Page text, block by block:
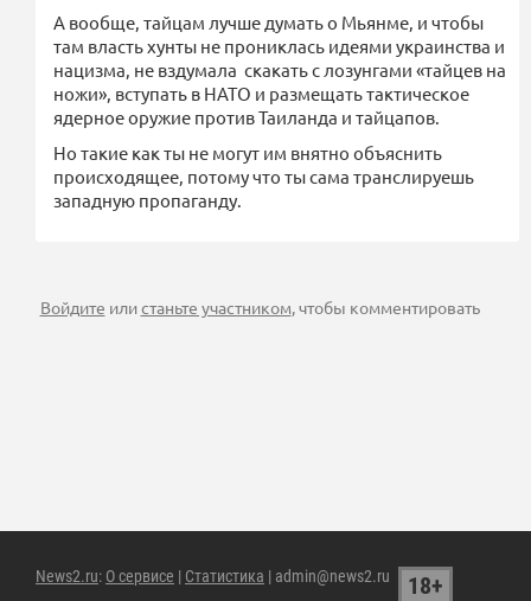
А вообще, тайцам лучше думать о Мьянме, и чтобы
там власть хунты не прониклась идеями украинства и
нацизма, не вздумала скакать с лозунгами «тайцев на
ножи», вступать в НАТО и размещать тактическое
ядерное оружие против Таиланда и тайцапов.
Но такие как ты не могут им внятно объяснить
происходящее, потому что ты сама транслируешь
западную пропаганду.
Войдите илистаньте участником, чтобы комментировать
News2.ru: О сервисе | Статистика | admin@news2.ru 18+